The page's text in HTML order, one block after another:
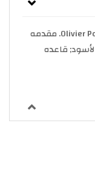
تم إصداره عام 2007. مصمم هذا العطر Olivier Polge. مقدمه
قاعده